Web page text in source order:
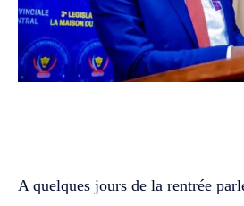
A quelques jours de la rentrée